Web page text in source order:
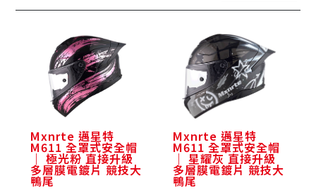
Mxnrte 邁星特
M611 全罩式安全帽
｜ 極光粉 直接升級
多層膜電鍍片 競技大
鴨尾
Mxnrte 邁星特
M611 全罩式安全帽
｜ 星耀灰 直接升級
多層膜電鍍片 競技大
鴨尾